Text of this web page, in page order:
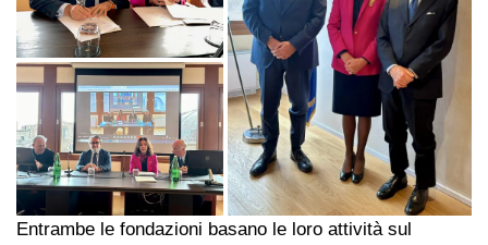
Entrambe le fondazioni basano le loro attività sul